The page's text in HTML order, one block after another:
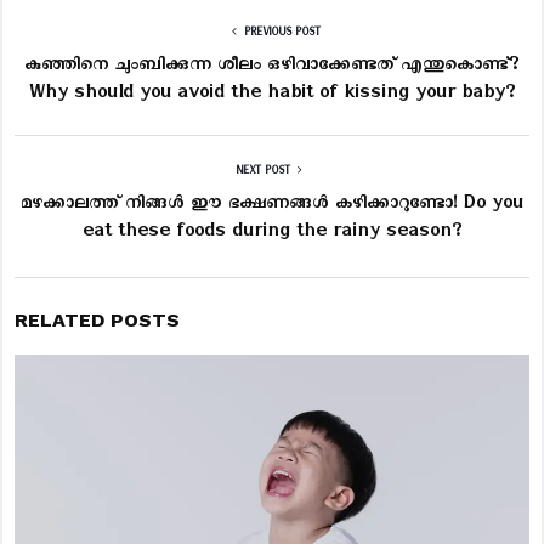
PREVIOUS POST
കുഞ്ഞിനെ ചുംബിക്കുന്ന ശീലം ഒഴിവാക്കേണ്ടത് എന്തുകൊണ്ട്?
Why should you avoid the habit of kissing your baby?
NEXT POST
മഴക്കാലത്ത് നിങ്ങൾ ഈ ഭക്ഷണങ്ങൾ കഴിക്കാറുണ്ടോ! Do you
eat these foods during the rainy season?
RELATED POSTS